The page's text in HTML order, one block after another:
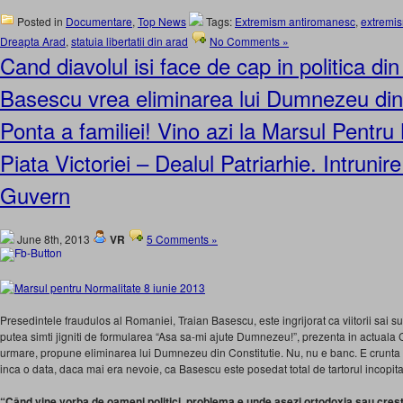
Posted in Documentare, Top News Tags: Extremism antiromanesc,
Dreapta Arad, statuia libertatii din arad No Comments »
Cand diavolul isi face de cap in politica
Basescu vrea eliminarea lui Dumnezeu
Ponta a familiei! Vino azi la Marsul
Piata Victoriei – Dealul Patriarhie.
Guvern
June 8th, 2013 VR 5 Comments »
Presedintele fraudulos al Romaniei, Traian Basescu, este ingrijorat ca viitorii sai
putea simti jigniti de formularea “Asa sa-mi ajute Dumnezeu!”, prezenta in actuala
urmare, propune eliminarea lui Dumnezeu din Constitutie. Nu, nu e banc. E
inca o data, daca mai era nevoie, ca Basescu este posedat total de tartorul